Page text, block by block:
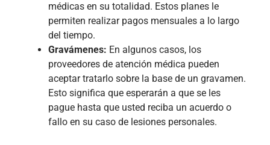
médicas en su totalidad. Estos planes le
permiten realizar pagos mensuales a lo largo
del tiempo.
Gravámenes: En algunos casos, los
proveedores de atención médica pueden
aceptar tratarlo sobre la base de un gravamen.
Esto significa que esperarán a que se les
pague hasta que usted reciba un acuerdo o
fallo en su caso de lesiones personales.